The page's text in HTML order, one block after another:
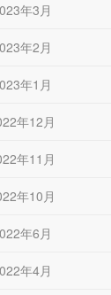
年3月
年2月
年1月
年12月
年11月
年10月
年6月
年4月